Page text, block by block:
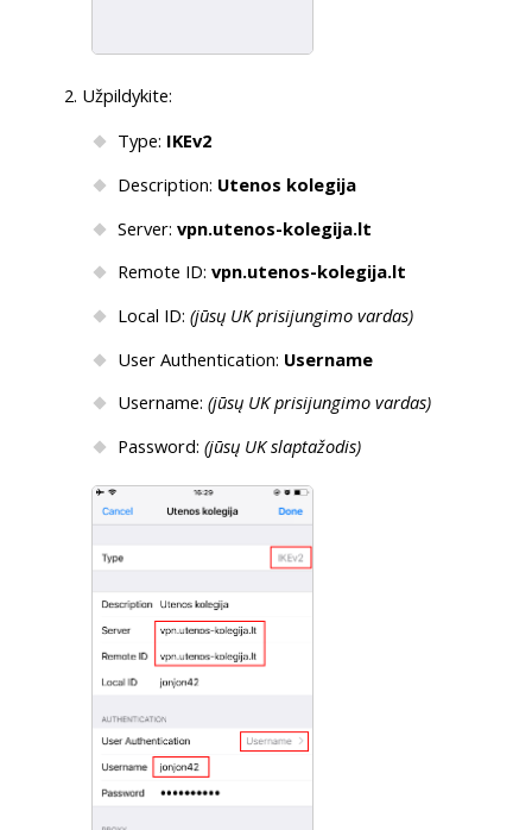
Užpildykite:
Type: IKEv2
Description: Utenos kolegija
Server:vpn.utenos-kolegija.lt
Remote ID:vpn.utenos-kolegija.lt
Local ID:(jūsų UK prisijungimo vardas)
User Authentication: Username
Username:(jūsų UK prisijungimo vardas)
Password:(jūsų UK slaptažodis)